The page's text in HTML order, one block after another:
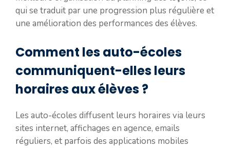
qui se traduit par une progression plus régulière et
une amélioration des performances des élèves.
Comment les auto-écoles
communiquent-elles leurs
horaires aux élèves ?
Les auto-écoles diffusent leurs horaires via leurs
sites internet, affichages en agence, emails
réguliers, et parfois des applications mobiles